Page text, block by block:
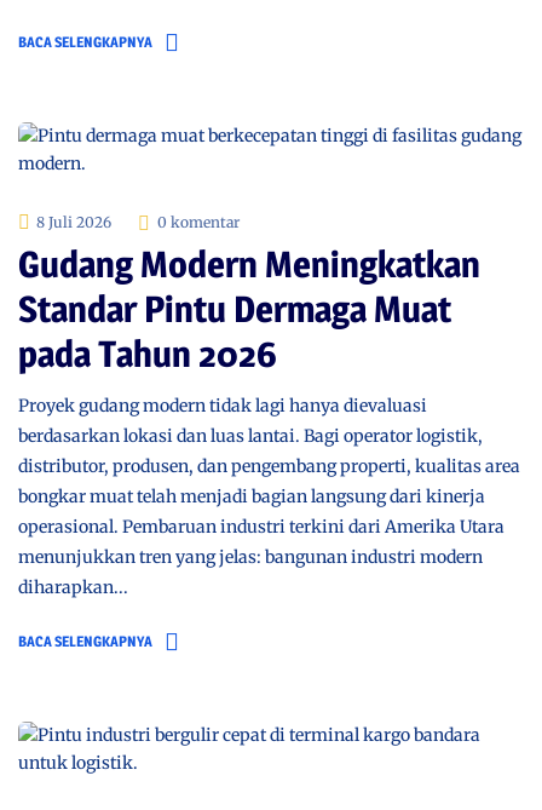
BACA SELENGKAPNYA
8 Juli 2026 0 komentar
Gudang Modern Meningkatkan
Standar Pintu Dermaga Muat
pada Tahun 2026
Proyek gudang modern tidak lagi hanya dievaluasi
berdasarkan lokasi dan luas lantai. Bagi operator logistik,
distributor, produsen, dan pengembang properti, kualitas area
bongkar muat telah menjadi bagian langsung dari kinerja
operasional. Pembaruan industri terkini dari Amerika Utara
menunjukkan tren yang jelas: bangunan industri modern
diharapkan...
BACA SELENGKAPNYA